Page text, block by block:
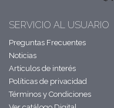
SERVICIO AL USUARIO
Preguntas Frecuentes
Noticias
Artículos de interés
Políticas de privacidad
Términos y Condiciones